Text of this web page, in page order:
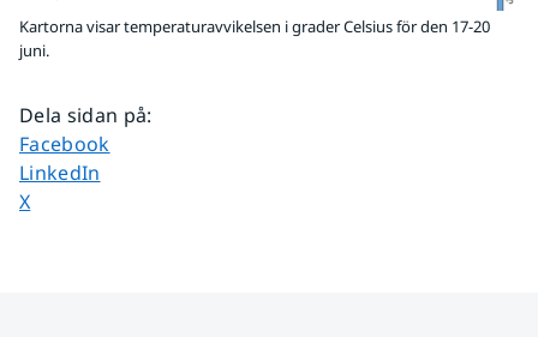
Kartorna visar temperaturavvikelsen i grader Celsius för den 17-20
juni.
Dela sidan på:
Dela sidan på
Facebook
Dela sidan på
LinkedIn
Dela sidan på
X